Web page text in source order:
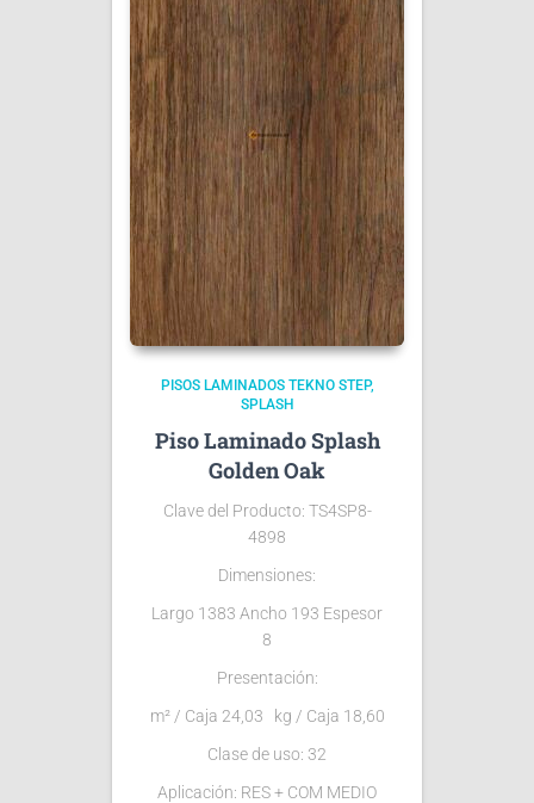
PISOS LAMINADOS TEKNO STEP
SPLASH
Piso Laminado Splash
Golden Oak
Clave del Producto: TS4SP8-
4898
Dimensiones:
Largo 1383 Ancho 193 Espesor
8
Presentación:
m² / Caja 24,03 kg / Caja 18,60
Clase de uso: 32
Aplicación: RES + COM MEDIO